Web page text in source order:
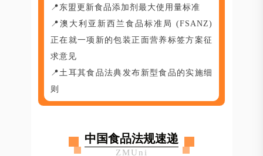
📍东盟更新食品添加剂最大使用量标准
📍澳大利亚新西兰食品标准局 (FSANZ)
正在就一项新的包装正面营养标签方案征
求意见
📍土耳其食品法典发布新型食品的实施细
则
中国食品法规速递
ZMUni